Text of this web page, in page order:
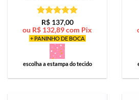
Avaliação5
de 5
R$137,00
ou R$ 132,89com Pix
+ PANINHO DE BOCA
escolha a estampa do tecido